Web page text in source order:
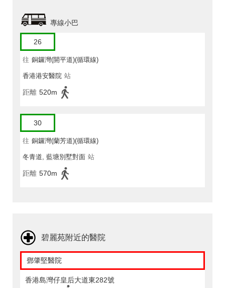
專線小巴
26
往 銅鑼灣(開平道)(循環線)
香港港安醫院 站
距離 520m
30
往 銅鑼灣(蘭芳道)(循環線)
冬青道, 藍塘別墅對面 站
距離 570m
碧麗苑附近的醫院
鄧肇堅醫院
香港島灣仔皇后大道東282號